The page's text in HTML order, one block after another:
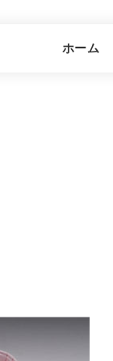
レイン株式会社
ホーム